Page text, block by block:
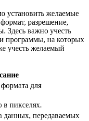
установить желаемые
разрешение,
Здесь важно учесть
программы, на которых
учесть желаемый
для
в пикселях.
данных, передаваемых